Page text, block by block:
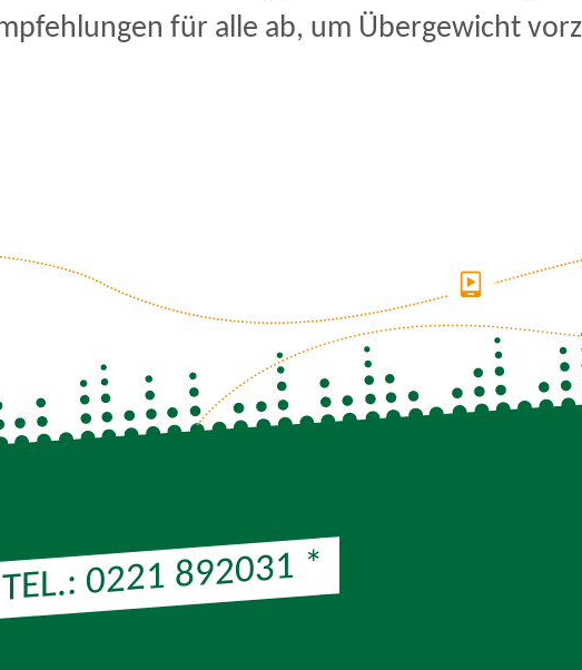
für alle ab, um Übergewicht
TEL.: 0221 892031*